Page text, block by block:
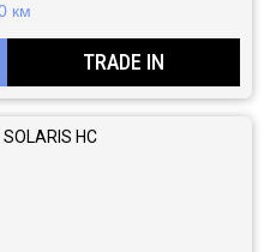
км
TRADE IN